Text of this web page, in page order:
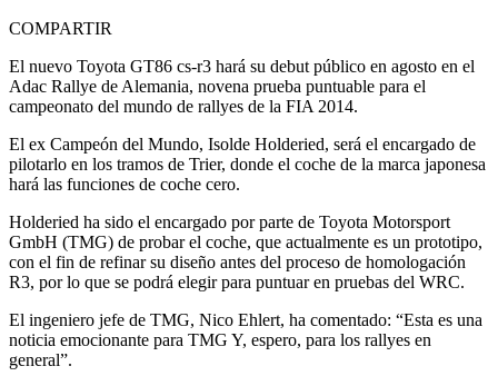
COMPARTIR
El nuevo Toyota GT86 cs-r3 hará su debut público en agosto en el
Adac Rallye de Alemania, novena prueba puntuable para el
campeonato del mundo de rallyes de la FIA 2014.
El ex Campeón del Mundo, Isolde Holderied, será el encargado de
pilotarlo en los tramos de Trier, donde el coche de la marca japonesa
hará las funciones de coche cero.
Holderied ha sido el encargado por parte de Toyota Motorsport
GmbH (TMG) de probar el coche, que actualmente es un prototipo,
con el fin de refinar su diseño antes del proceso de homologación
R3, por lo que se podrá elegir para puntuar en pruebas del WRC.
El ingeniero jefe de TMG, Nico Ehlert, ha comentado: “Esta es una
noticia emocionante para TMG Y, espero, para los rallyes en
general”.